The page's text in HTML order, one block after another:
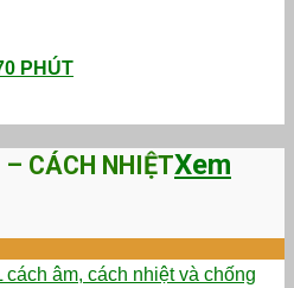
PHÚT
CÁCH NHIỆTXem